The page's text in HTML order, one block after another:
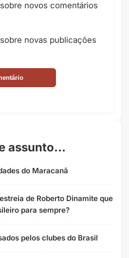
novos comentários
novas publicações
assunto...
do Maracanã
de Roberto Dinamite que
para sempre?
pelos clubes do Brasil